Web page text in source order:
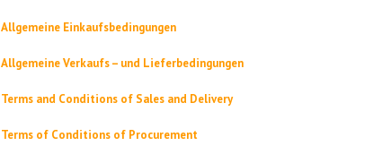
Allgemeine Einkaufsbedingungen
Allgemeine Verkaufs – und Lieferbedingungen
Terms and Conditions of Sales and Delivery
Terms of Conditions of Procurement